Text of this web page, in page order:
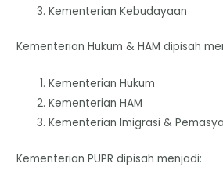
Kementerian Kebudayaan
Kementerian Hukum & HAM dipisah
Kementerian Hukum
Kementerian HAM
Kementerian Imigrasi &
Kementerian PUPR dipisah menjadi: